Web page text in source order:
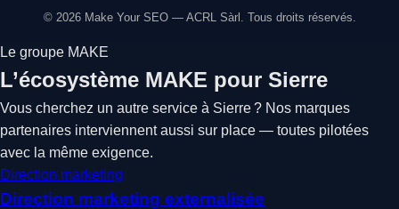
© 2026 Make Your SEO — ACRL Sàrl. Tous droits réservés.
Le groupe MAKE
L’écosystème MAKE pour Sierre
Vous cherchez un autre service à Sierre ? Nos marques
partenaires interviennent aussi sur place — toutes pilotées
avec la même exigence.
Direction marketing
Direction marketing externalisée